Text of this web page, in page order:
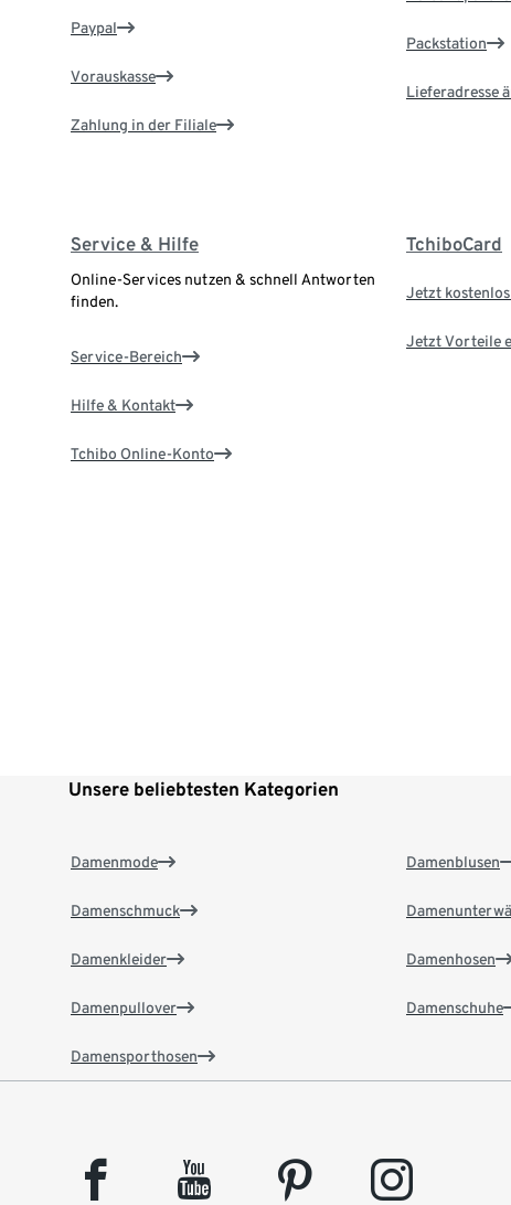
Paypal
Vorauskasse
Zahlung in der Filiale
Packstation
Lieferadresse
Service & Hilfe
Online-Services nutzen & schnell Antworten
finden.
Service-Bereich
Hilfe & Kontakt
Tchibo Online-Konto
TchiboCard
Jetzt
Jetzt Vorteile
Unsere beliebtesten Kategorien
Damenmode
Damenschmuck
Damenkleider
Damenpullover
Damensporthosen
Damenblusen
Damenhosen
Damenschuhe
facebook youtube pinterest instagram